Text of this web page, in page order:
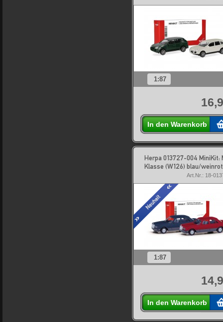
1:87
In den Warenkorb
Herpa 013727-004 MiniKit:
Klasse (W126) blau/weinrot
Art.Nr.: 18-
1:87
In den Warenkorb